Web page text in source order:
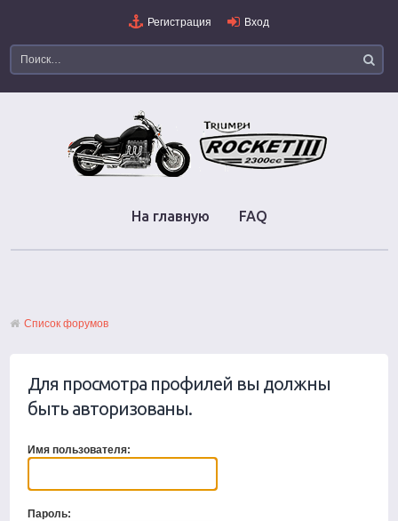
Регистрация Вход
На главную FAQ
Список форумов
Для просмотра профилей вы должны
быть авторизованы.
Имя пользователя:
Пароль: